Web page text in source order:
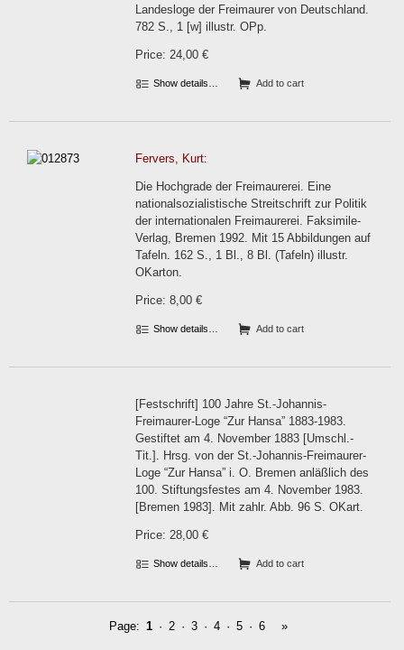
Landesloge der Freimaurer von Deutschland.
782 S., 1 [w] illustr. OPp.
Price: 24,00 €
Show details… Add to cart
Fervers, Kurt:
Die Hochgrade der Freimaurerei. Eine
nationalsozialistische Streitschrift zur Politik
der internationalen Freimaurerei. Faksimile-
Verlag, Bremen 1992. Mit 15 Abbildungen auf
Tafeln. 162 S., 1 Bl., 8 Bl. (Tafeln) illustr.
OKarton.
Price: 8,00 €
Show details… Add to cart
[Festschrift] 100 Jahre St.-Johannis-
Freimaurer-Loge “Zur Hansa” 1883-1983.
Gestiftet am 4. November 1883 [Umschl.-
Tit.]. Hrsg. von der St.-Johannis-Freimaurer-
Loge “Zur Hansa” i. O. Bremen anläßlich des
100. Stiftungsfestes am 4. November 1983.
[Bremen 1983]. Mit zahlr. Abb. 96 S. OKart.
Price: 28,00 €
Show details… Add to cart
Page: 1 · 2 · 3 · 4 · 5 · 6 »